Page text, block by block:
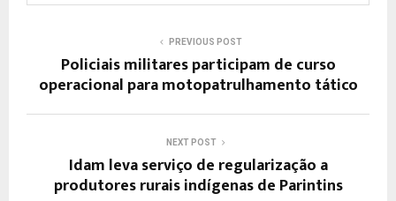
PREVIOUS POST
Policiais militares participam de curso
operacional para motopatrulhamento tático
NEXT POST
Idam leva serviço de regularização a
produtores rurais indígenas de Parintins